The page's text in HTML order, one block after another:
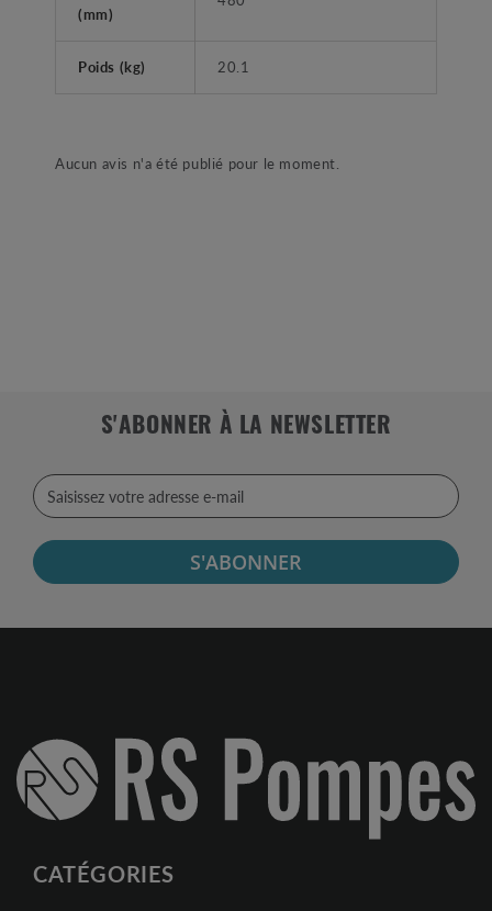
(mm)
Poids (kg) 20.1
Aucun avis n'a été publié pour le moment.
S'ABONNER À LA NEWSLETTER
S'ABONNER
CATÉGORIES